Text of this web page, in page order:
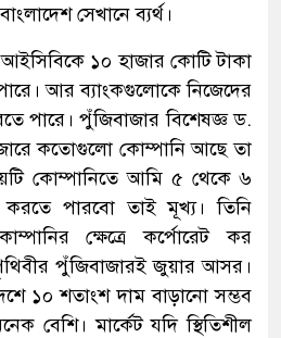
সেখানে ব্যর্থ।
১০ হাজার কোটি টাকা
আর ব্যাংকগুলোকে নিজেদের
পারে। পুঁজিবাজার বিশেষজ্ঞ ড.
কতোগুলো কোম্পানি আছে তা
কোম্পানিতে আমি ৫ থেকে ৬
পারবো তাই মূখ্য। তিনি
ক্ষেত্রে কর্পোরেট কর
পুঁজিবাজারই জুয়ার আসর।
১০ শতাংশ দাম বাড়ানো সম্ভব
বেশি। মার্কেট যদি স্থিতিশীল